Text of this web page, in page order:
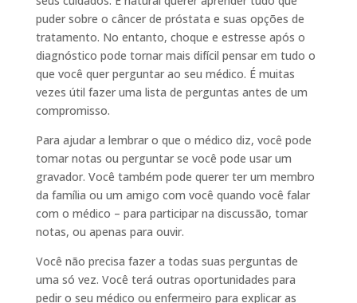
puder sobre o câncer de próstata e suas opções de
tratamento. No entanto, choque e estresse após o
diagnóstico pode tornar mais difícil pensar em tudo o
que você quer perguntar ao seu médico. É muitas
vezes útil fazer uma lista de perguntas antes de um
compromisso.
Para ajudar a lembrar o que o médico diz, você pode
tomar notas ou perguntar se você pode usar um
gravador. Você também pode querer ter um membro
da família ou um amigo com você quando você falar
com o médico – para participar na discussão, tomar
notas, ou apenas para ouvir.
Você não precisa fazer a todas suas perguntas de
uma só vez. Você terá outras oportunidades para
pedir o seu médico ou enfermeiro para explicar as